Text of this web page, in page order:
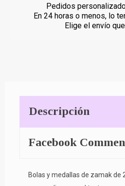
Pedidos
En 24 horas o menos, lo
Elige el envío
Descripción
Facebook
Bolas y medallas de zamak de